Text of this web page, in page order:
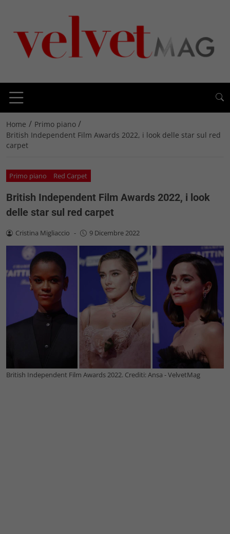
Home / Primo piano /
British Independent Film Awards 2022, i look delle star sul red
carpet
Primo piano Red Carpet
British Independent Film Awards 2022, i look
delle star sul red carpet
Cristina Migliaccio - 9 Dicembre 2022
British Independent Film Awards 2022. Crediti: Ansa - VelvetMag